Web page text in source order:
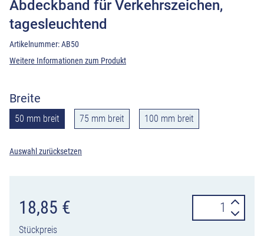
Abdeckband für Verkehrszeichen,
tagesleuchtend
Artikelnummer:AB50
Weitere Informationen zum Produkt
Breite
50 mm breit 75 mm breit 100 mm breit
Auswahl zurücksetzen
18,85 €
Stückpreis
Abdeckband
für